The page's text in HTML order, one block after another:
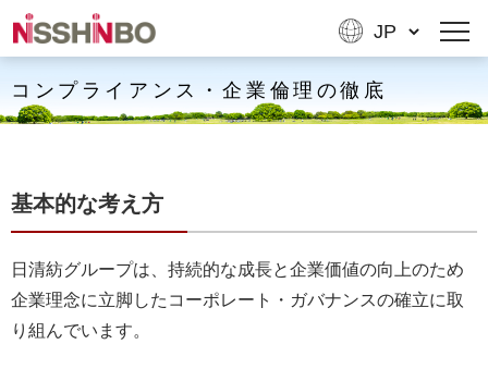
コンプライアンス・企業倫理の徹底
基本的な考え方
日清紡グループは、持続的な成長と企業価値の向上のため
企業理念に立脚したコーポレート・ガバナンスの確立に取
り組んでいます。